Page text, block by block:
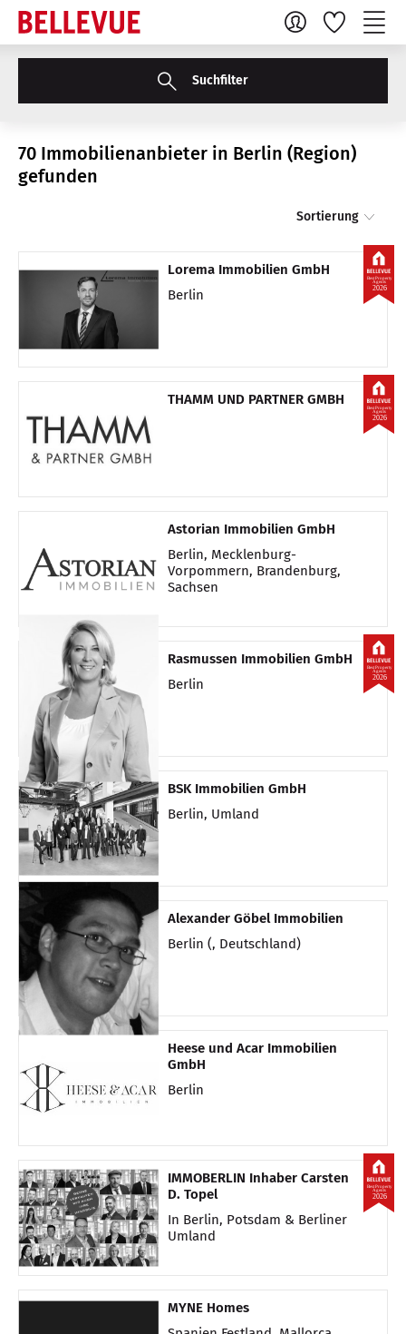
Suchfilter
70 Immobilienanbieter in Berlin (Region)
gefunden
Sortierung
Lorema Immobilien GmbH
Berlin
2026
Best Property
Agents
THAMM UND PARTNER GMBH
2026
Best Property
Agents
Astorian Immobilien GmbH
Berlin, Mecklenburg-
Vorpommern, Brandenburg,
Sachsen
Rasmussen Immobilien GmbH
Berlin
2026
Best Property
Agents
BSK Immobilien GmbH
Berlin, Umland
Alexander Göbel Immobilien
Berlin (, Deutschland)
Heese und Acar Immobilien
GmbH
Berlin
IMMOBERLIN Inhaber Carsten
D. Topel
In Berlin, Potsdam & Berliner
Umland
2026
Best Property
Agents
MYNE Homes